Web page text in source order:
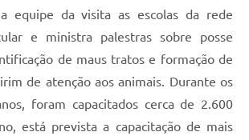
equipe da visita as escolas da rede
e ministra palestras sobre posse
de maus tratos e formação de
de atenção aos animais. Durante os
foram capacitados cerca de 2.600
está prevista a capacitação de mais